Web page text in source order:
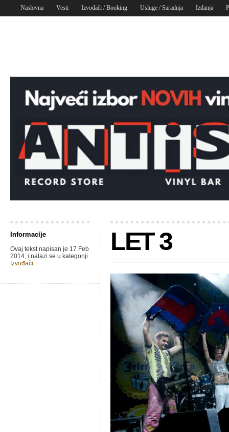
Naslovna Vesti Izvođači / Booking Usluge / Saradnja Izdanja
Informacije
Ovaj tekst napisan je 17 Feb
2014, i nalazi se u kategoriji
Izvođači.
LET 3